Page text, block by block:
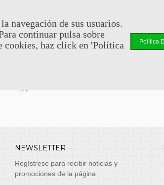
diversos
festivos, si
Teléfono y Whatsapp +34 644
email:
NEWSLETTER
Regístrese para recibir noticias y
promociones de la página
navegación de sus usuarios.
continuar pulsa sobre
cookies, haz click en 'Política
Política